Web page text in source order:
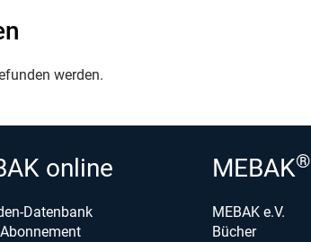
werden.
online
Datenbank
MEBAK®
MEBAK e.V.
Bücher